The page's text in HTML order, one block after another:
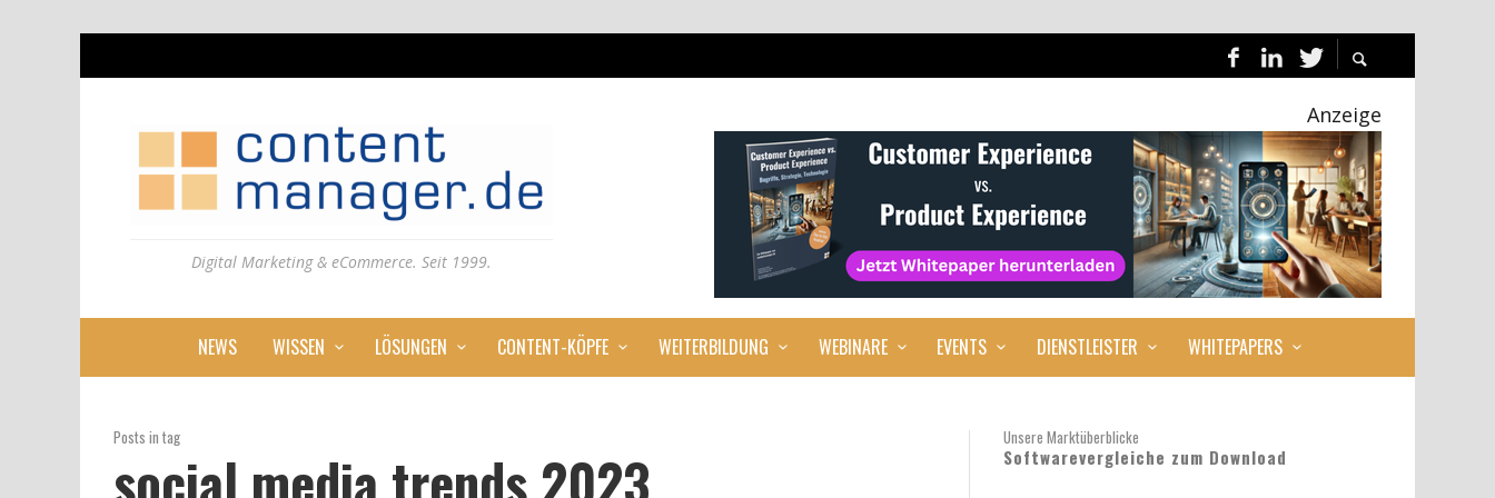
Digital Marketing & eCommerce. Seit 1999.
Anzeige
NEWS WISSEN LÖSUNGEN CONTENT-KÖPFE WEITERBILDUNG WEBINARE EVENTS DIENSTLEISTER WHITEPAPERS
Posts in tag
social media trends 2023
Unsere Marktüberblicke
Softwarevergleiche zum Download